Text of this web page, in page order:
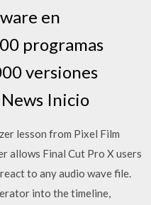
en
programas
versiones
Inicio
lesson from Pixel Film
allows Final Cut Pro X users
to any audio wave file.
into the timeline,